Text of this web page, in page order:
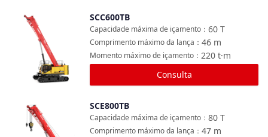
SCC600TB
60 T
Capacidade máxima de içamento ：
46 m
Comprimento máximo da lança ：
220 t·m
Momento máximo de içamento ：
Consulta
Comparar
SCE800TB
80 T
Capacidade máxima de içamento ：
47 m
Comprimento máximo da lança ：